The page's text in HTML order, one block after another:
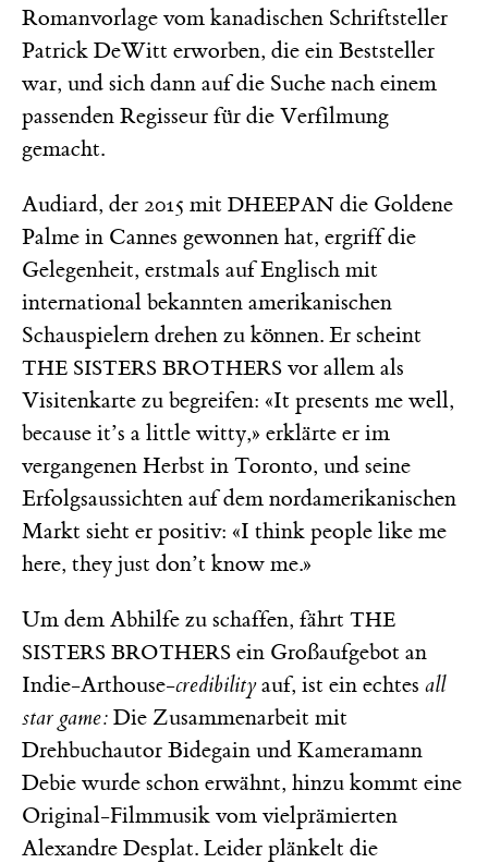
Romanvorlage vom kanadischen Schriftsteller
Patrick DeWitt erworben, die ein Beststeller
war, und sich dann auf die Suche nach einem
passenden Regisseur für die Verfilmung
gemacht.
Audiard, der 2015 mit DHEEPAN die Goldene
Palme in Cannes gewonnen hat, ergriff die
Gelegenheit, erstmals auf Englisch mit
international bekannten amerikanischen
Schauspielern drehen zu können. Er scheint
THE SISTERS BROTHERS vor allem als
Visitenkarte zu begreifen: «It presents me well,
because it’s a little witty,» erklärte er im
vergangenen Herbst in Toronto, und seine
Erfolgsaussichten auf dem nordamerikanischen
Markt sieht er positiv: «I think people like me
here, they just don’t know me.»
Um dem Abhilfe zu schaffen, fährt THE
SISTERS BROTHERS ein Großaufgebot an
Indie-Arthouse-credibilityauf, ist ein echtes all
star game: Die Zusammenarbeit mit
Drehbuchautor Bidegain und Kameramann
Debie wurde schon erwähnt, hinzu kommt eine
Original-Filmmusik vom vielprämierten
Alexandre Desplat. Leider plänkelt die